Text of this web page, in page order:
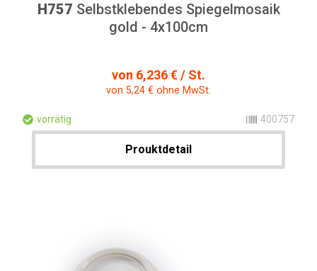
H757 Selbstklebendes Spiegelmosaik
gold - 4x100cm
von 6,236 € / St.
von 5,24 € ohne MwSt.
vorrätig 400757
Prouktdetail